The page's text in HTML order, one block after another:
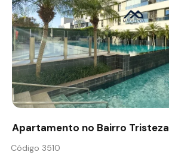
Apartamento no Bairro Tristeza
Código 3510